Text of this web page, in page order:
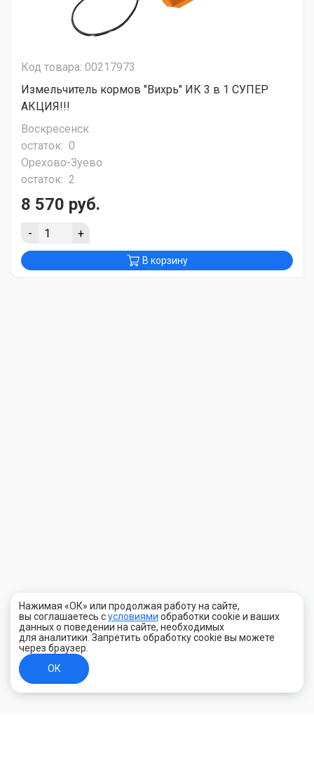
Код товара: 00217973
Измельчитель кормов "Вихрь" ИК 3 в 1 СУПЕР
АКЦИЯ!!!
Воскресенск
остаток: 0
Орехово-Зуево
остаток: 2
8 570 руб.
- +
В корзину
Нажимая «ОК» или продолжая работу на сайте,
вы соглашаетесь сусловиями обработки cookie и ваших
данных о поведении на сайте, необходимых
для аналитики. Запретить обработку cookie вы можете
через браузер.
ОК